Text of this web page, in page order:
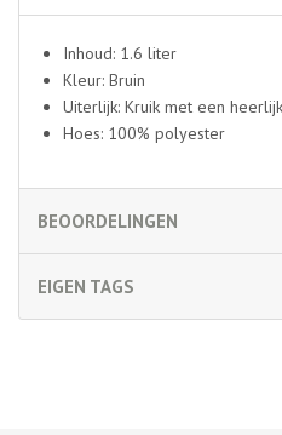
Inhoud: 1.6 liter
Kleur: Bruin
Uiterlijk: Kruik met een
Hoes: 100% polyester
BEOORDELINGEN
EIGEN TAGS